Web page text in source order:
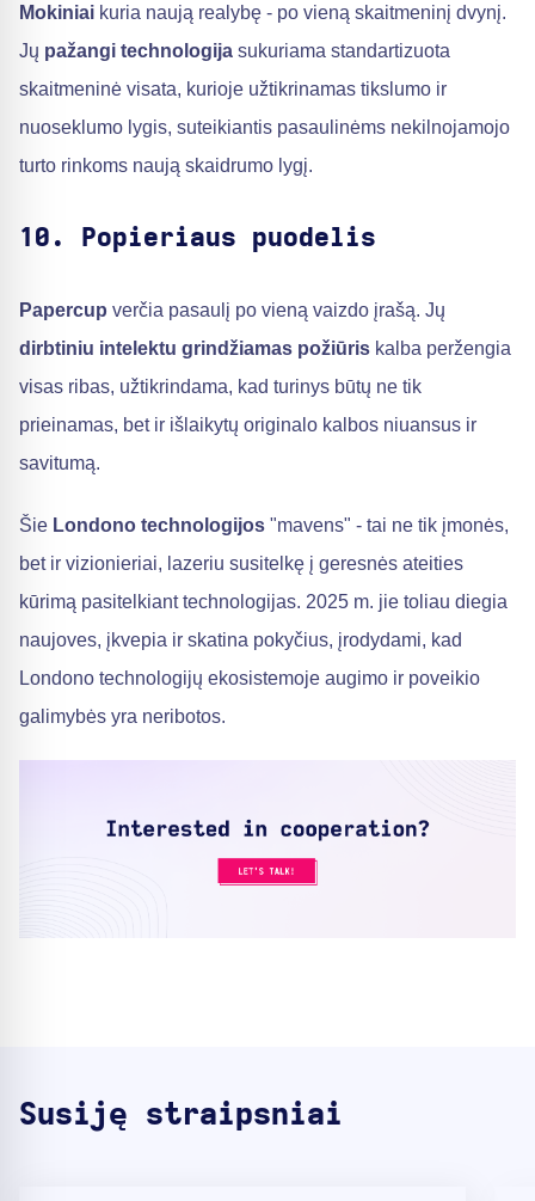
Mokiniai kuria naują realybę - po vieną skaitmeninį dvynį.
Jų pažangi technologija sukuriama standartizuota
skaitmeninė visata, kurioje užtikrinamas tikslumo ir
nuoseklumo lygis, suteikiantis pasaulinėms nekilnojamojo
turto rinkoms naują skaidrumo lygį.
10. Popieriaus puodelis
Papercup verčia pasaulį po vieną vaizdo įrašą. Jų
dirbtiniu intelektu grindžiamas požiūris kalba peržengia
visas ribas, užtikrindama, kad turinys būtų ne tik
prieinamas, bet ir išlaikytų originalo kalbos niuansus ir
savitumą.
Šie Londono technologijos "mavens" - tai ne tik įmonės,
bet ir vizionieriai, lazeriu susitelkę į geresnės ateities
kūrimą pasitelkiant technologijas. 2025 m. jie toliau diegia
naujoves, įkvepia ir skatina pokyčius, įrodydami, kad
Londono technologijų ekosistemoje augimo ir poveikio
galimybės yra neribotos.
Susiję straipsniai